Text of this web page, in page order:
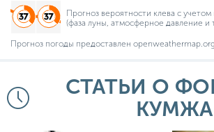
Прогноз вероятности клева с
(фаза луны, атмосферное давление и
Прогноз погоды предоставлен
СТАТЬИ О
КУМЖА